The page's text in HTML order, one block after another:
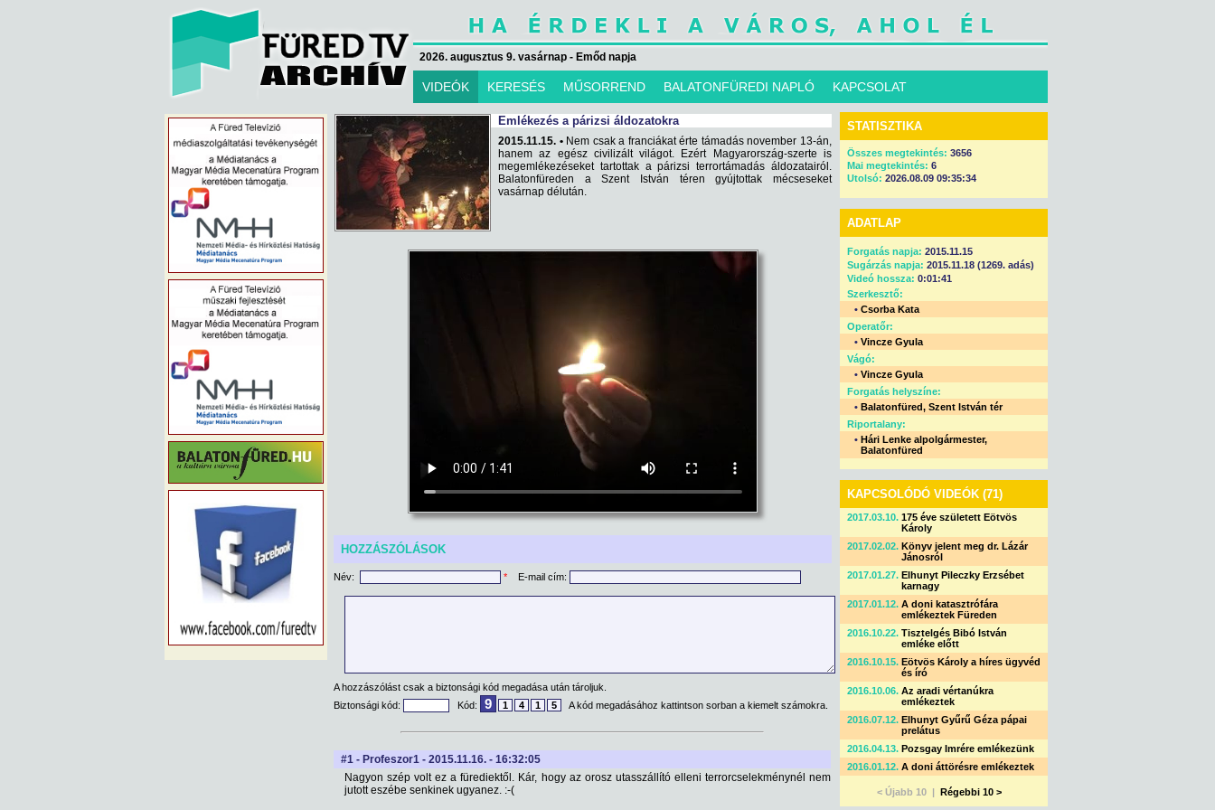
2026. augusztus 9. vasárnap - Emőd napja
VIDEÓK KERESÉS MŰSORREND BALATONFÜREDI NAPLÓ KAPCSOLAT
Emlékezés a párizsi áldozatokra
2015.11.15. •Nem csak a franciákat érte támadás november 13-án,
hanem az egész civilizált világot. Ezért Magyarország-szerte is
megemlékezéseket tartottak a párizsi terrortámadás áldozatairól.
Balatonfüreden a Szent István téren gyújtottak mécseseket
vasárnap délután.
HOZZÁSZÓLÁSOK
Név: * E-mail cím:
A hozzászólást csak a biztonsági kód megadása után tároljuk.
Biztonsági kód:
Kód: 9 1 4 1 5 A kód megadásához kattintson sorban a kiemelt számokra.
#1 - Profeszor1 - 2015.11.16. - 16:32:05
Nagyon szép volt ez a fürediektől. Kár, hogy az orosz utasszállító elleni terrorcselekménynél nem
jutott eszébe senkinek ugyanez. :-(
STATISZTIKA
Összes megtekintés: 3656
Mai megtekintés: 6
Utolsó: 2026.08.09 09:35:34
ADATLAP
Forgatás napja: 2015.11.15
Sugárzás napja: 2015.11.18 (1269. adás)
Videó hossza: 0:01:41
Szerkesztő:
• Csorba Kata
Operatőr:
• Vincze Gyula
Vágó:
• Vincze Gyula
Forgatás helyszíne:
• Balatonfüred, Szent István tér
Riportalany:
• Hári Lenke alpolgármester,
Balatonfüred
KAPCSOLÓDÓ VIDEÓK (71)
2017.03.10. 175 éve született Eötvös
Károly
2017.02.02. Könyv jelent meg dr. Lázár
Jánosról
2017.01.27. Elhunyt Pileczky Erzsébet
karnagy
2017.01.12. A doni katasztrófára
emlékeztek Füreden
2016.10.22. Tisztelgés Bibó István
emléke előtt
2016.10.15. Eötvös Károly a híres ügyvéd
és író
2016.10.06. Az aradi vértanúkra
emlékeztek
2016.07.12. Elhunyt Gyűrű Géza pápai
prelátus
2016.04.13. Pozsgay Imrére emlékezünk
2016.01.12. A doni áttörésre emlékeztek
< Újabb 10 | Régebbi 10 >